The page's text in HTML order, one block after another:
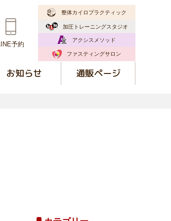
LINE予約
整体カイロプラクティック
加圧トレーニングスタジオ
アクシスメソッド
ファスティングサロン
お知らせ 通販ページ